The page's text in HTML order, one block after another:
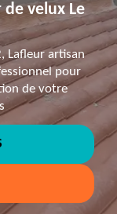
velux Le
Lafleur artisan
pour
de votre